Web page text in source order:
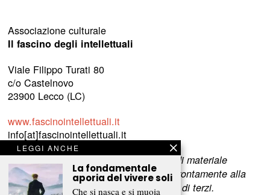
Associazione culturale
Il fascino degli intellettuali
Viale Filippo Turati 80
c/o Castelnovo
23900 Lecco (LC)
www.fascinointellettuali.it
info[at]fascinointellettuali.it
Per segnalare eventuali errori nell’uso di materiale
riservato,
scriveteci e provvederemo prontamente alla
rimozione del materiale lesivo dei diritti di terzi.
LEGGI ANCHE
La fondamentale
aporia del vivere soli
Che si nasca e si muoia